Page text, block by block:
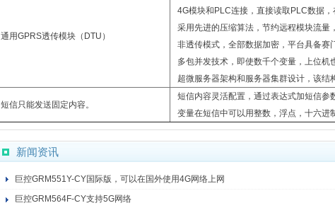
通用GPRS透传模块（DTU）
4G模块和PLC连接，直接读取PLC数据，
采用先进的压缩算法，节约远程模块流量
非透传模式，全部数据加密，平台具备赛
多包并发技术，即使数千个变量，上位机
超微服务器架构和服务器集群设计，该结
短信只能发送固定内容。
短信内容灵活配置，通过表达式加短信参
变量在短信中可以用整数，浮点，十六进
新闻资讯
巨控GRM551Y-CY国际版，可以在国外使用4G网络上网
巨控GRM564F-CY支持5G网络